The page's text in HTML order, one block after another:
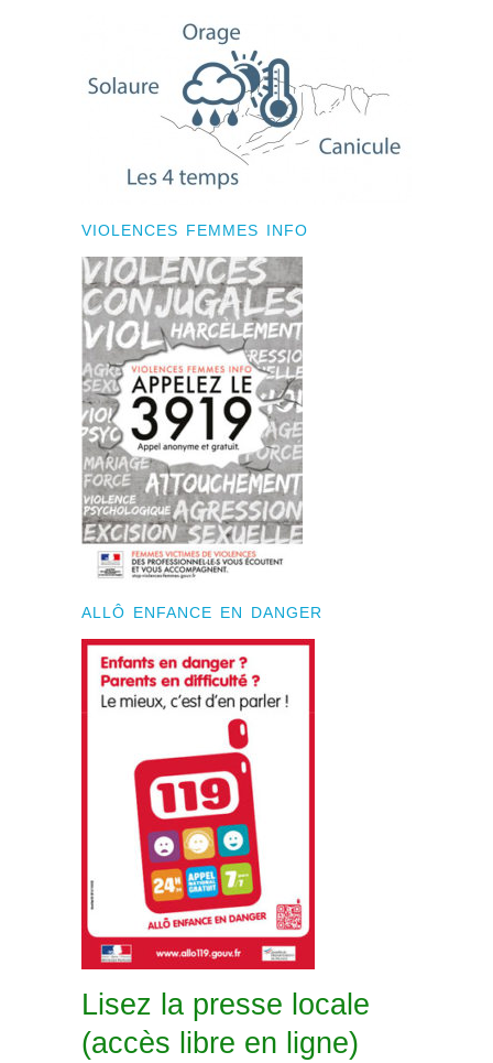
VIOLENCES FEMMES INFO
ALLÔ ENFANCE EN DANGER
Lisez la presse locale
(accès libre en ligne)